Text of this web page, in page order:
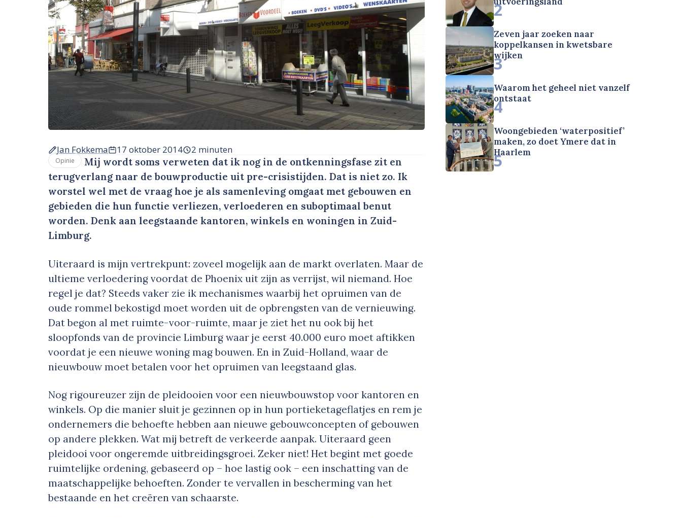
Jan Fokkema 17 oktober 2014 2 minuten
Opinie
Mij wordt soms verweten dat ik nog in de ontkenningsfase zit en
terugverlang naar de bouwproductie uit pre-crisistijden. Dat is niet zo. Ik
worstel wel met de vraag hoe je als samenleving omgaat met gebouwen en
gebieden die hun functie verliezen, verloederen en suboptimaal benut
worden. Denk aan leegstaande kantoren, winkels en woningen in Zuid-
Limburg.
Uiteraard is mijn vertrekpunt: zoveel mogelijk aan de markt overlaten. Maar de
ultieme verloedering voordat de Phoenix uit zijn as verrijst, wil niemand. Hoe
regel je dat? Steeds vaker zie ik mechanismes waarbij het opruimen van de
oude rommel bekostigd moet worden uit de opbrengsten van de vernieuwing.
Dat begon al met ruimte-voor-ruimte, maar je ziet het nu ook bij het
sloopfonds van de provincie Limburg waar je eerst 40.000 euro moet aftikken
voordat je een nieuwe woning mag bouwen. En in Zuid-Holland, waar de
nieuwbouw moet betalen voor het opruimen van leegstaand glas.
Nog rigoureuzer zijn de pleidooien voor een nieuwbouwstop voor kantoren en
winkels. Op die manier sluit je gezinnen op in hun portieketageflatjes en rem je
ondernemers die behoefte hebben aan nieuwe gebouwconcepten of gebouwen
op andere plekken. Wat mij betreft de verkeerde aanpak. Uiteraard geen
pleidooi voor ongeremde uitbreidingsgroei. Zeker niet! Het begint met goede
ruimtelijke ordening, gebaseerd op – hoe lastig ook – een inschatting van de
maatschappelijke behoeften. Zonder te vervallen in bescherming van het
bestaande en het creëren van schaarste.
2
Zeven jaar zoeken naar
koppelkansen in kwetsbare
wijken
3
Waarom het geheel niet vanzelf
ontstaat
4
Woongebieden ‘waterpositief’
maken, zo doet Ymere dat in
Haarlem
5